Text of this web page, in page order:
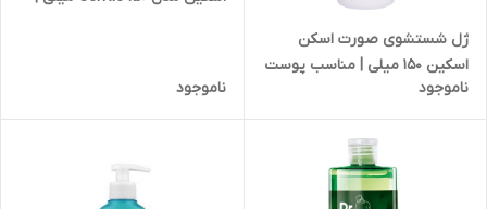
ژل شستشوی صورت اسکن
اسکین 150 میلی | مناسب پوست
چرب
ناموجود
ناموجود